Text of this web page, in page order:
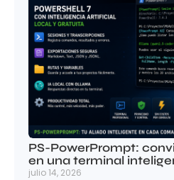
PS-PowerPrompt:
en una terminal
julio 14, 2026